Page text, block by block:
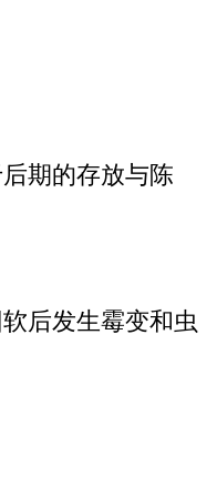
期的存放与陈
后发生霉变和虫